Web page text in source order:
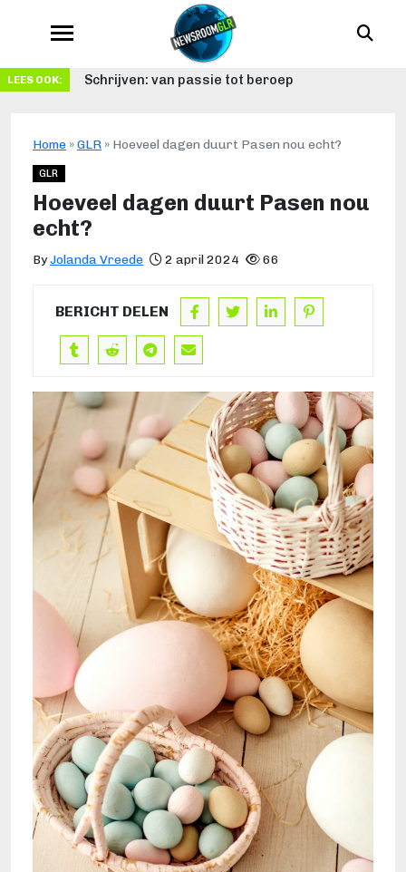
LEES OOK: Schrijven: van passie tot beroep
Home »GLR » Hoeveel dagen duurt Pasen nou echt?
GLR
Hoeveel dagen duurt Pasen nou
echt?
ByJolanda Vreede 2 april 2024 66
BERICHT DELEN